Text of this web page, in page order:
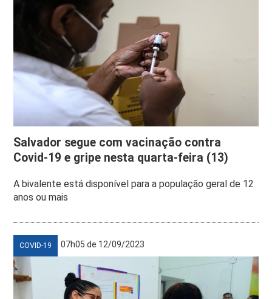
Salvador segue com vacinação contra
Covid-19 e gripe nesta quarta-feira (13)
A bivalente está disponível para a população geral de 12
anos ou mais
COVID-19 07h05 de 12/09/2023